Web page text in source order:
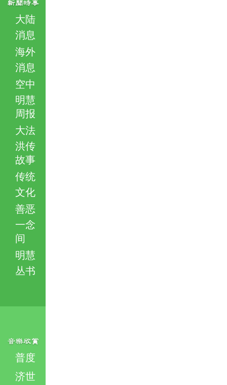
大陆
消息
海外
消息
空中
明慧
周报
大法
洪传
故事
传统
文化
善恶
一念
间
明慧
丛书
普度
济世